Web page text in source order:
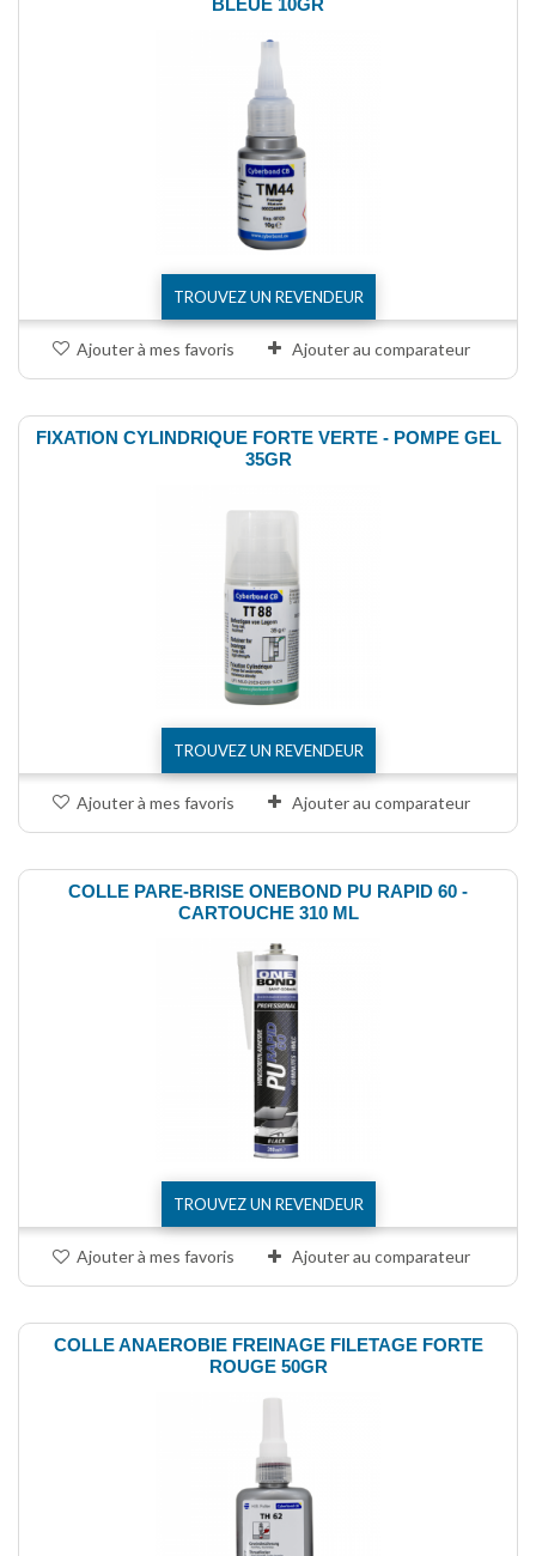
BLEUE 10GR
TROUVEZ UN REVENDEUR
Ajouter à mes favoris Ajouter au comparateur
FIXATION CYLINDRIQUE FORTE VERTE - POMPE GEL
35GR
TROUVEZ UN REVENDEUR
Ajouter à mes favoris Ajouter au comparateur
COLLE PARE-BRISE ONEBOND PU RAPID 60 -
CARTOUCHE 310 ML
TROUVEZ UN REVENDEUR
Ajouter à mes favoris Ajouter au comparateur
COLLE ANAEROBIE FREINAGE FILETAGE FORTE
ROUGE 50GR